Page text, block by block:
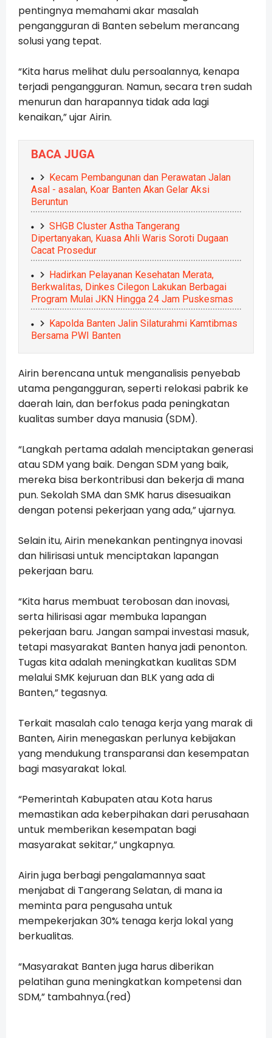
pentingnya memahami akar masalah
pengangguran di Banten sebelum merancang
solusi yang tepat.
“Kita harus melihat dulu persoalannya, kenapa
terjadi pengangguran. Namun, secara tren sudah
menurun dan harapannya tidak ada lagi
kenaikan,” ujar Airin.
BACA JUGA
Kecam Pembangunan dan Perawatan Jalan
Asal - asalan, Koar Banten Akan Gelar Aksi
Beruntun
SHGB Cluster Astha Tangerang
Dipertanyakan, Kuasa Ahli Waris Soroti Dugaan
Cacat Prosedur
Hadirkan Pelayanan Kesehatan Merata,
Berkwalitas, Dinkes Cilegon Lakukan Berbagai
Program Mulai JKN Hingga 24 Jam Puskesmas
Kapolda Banten Jalin Silaturahmi Kamtibmas
Bersama PWI Banten
Airin berencana untuk menganalisis penyebab
utama pengangguran, seperti relokasi pabrik ke
daerah lain, dan berfokus pada peningkatan
kualitas sumber daya manusia (SDM).
“Langkah pertama adalah menciptakan generasi
atau SDM yang baik. Dengan SDM yang baik,
mereka bisa berkontribusi dan bekerja di mana
pun. Sekolah SMA dan SMK harus disesuaikan
dengan potensi pekerjaan yang ada,” ujarnya.
Selain itu, Airin menekankan pentingnya inovasi
dan hilirisasi untuk menciptakan lapangan
pekerjaan baru.
“Kita harus membuat terobosan dan inovasi,
serta hilirisasi agar membuka lapangan
pekerjaan baru. Jangan sampai investasi masuk,
tetapi masyarakat Banten hanya jadi penonton.
Tugas kita adalah meningkatkan kualitas SDM
melalui SMK kejuruan dan BLK yang ada di
Banten,” tegasnya.
Terkait masalah calo tenaga kerja yang marak di
Banten, Airin menegaskan perlunya kebijakan
yang mendukung transparansi dan kesempatan
bagi masyarakat lokal.
“Pemerintah Kabupaten atau Kota harus
memastikan ada keberpihakan dari perusahaan
untuk memberikan kesempatan bagi
masyarakat sekitar,” ungkapnya.
Airin juga berbagi pengalamannya saat
menjabat di Tangerang Selatan, di mana ia
meminta para pengusaha untuk
mempekerjakan 30% tenaga kerja lokal yang
berkualitas.
“Masyarakat Banten juga harus diberikan
pelatihan guna meningkatkan kompetensi dan
SDM,” tambahnya.(red)